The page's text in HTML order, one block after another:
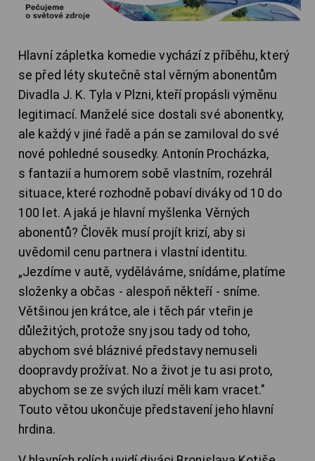
Hlavní zápletka komedie vychází z příběhu, který
se před léty skutečně stal věrným abonentům
Divadla J. K. Tyla v Plzni, kteří propásli výměnu
legitimací. Manželé sice dostali své abonentky,
ale každý v jiné řadě a pán se zamiloval do své
nové pohledné sousedky. Antonín Procházka,
s fantazií a humorem sobě vlastním, rozehrál
situace, které rozhodně pobaví diváky od 10 do
100 let. A jaká je hlavní myšlenka Věrných
abonentů? Člověk musí projít krizí, aby si
uvědomil cenu partnera i vlastní identitu.
„Jezdíme v autě, vyděláváme, snídáme, platíme
složenky a občas - alespoň někteří - sníme.
Většinou jen krátce, ale i těch pár vteřin je
důležitých, protože sny jsou tady od toho,
abychom své bláznivé představy nemuseli
doopravdy prožívat. No a život je tu asi proto,
abychom se ze svých iluzí měli kam vracet."
Touto větou ukončuje představení jeho hlavní
hrdina.